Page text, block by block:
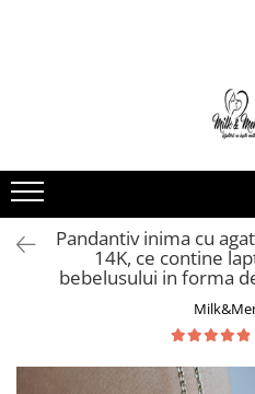
Brățări argint
Brățări șnur
Charm-uri
Cercei
Pandantiv inima cu
14K, ce contine
bebelusului in forma